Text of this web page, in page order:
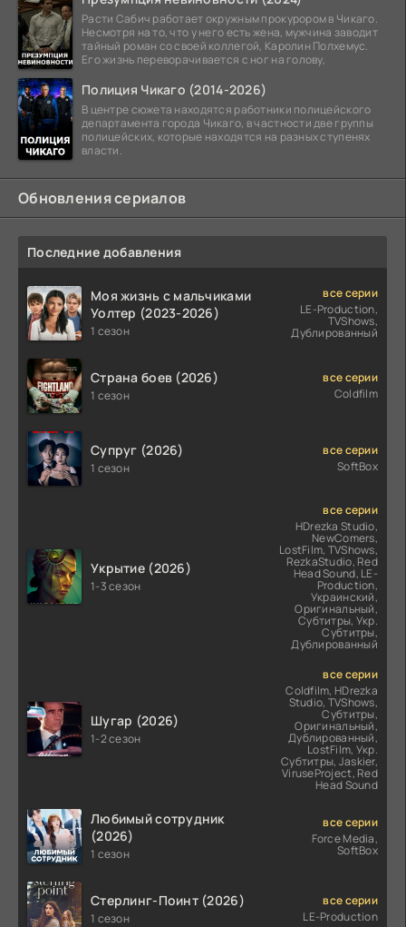
Расти Сабич работает окружным прокурором в Чикаго.
Несмотря на то, что у него есть жена, мужчина заводит
тайный роман со своей коллегой, Каролин Полхемус.
Его жизнь переворачивается с ног на голову,
Полиция Чикаго (2014-2026)
В центре сюжета находятся работники полицейского
департамента города Чикаго, в частности две группы
полицейских, которые находятся на разных ступенях
власти.
Обновления сериалов
Последние добавления
Моя жизнь с мальчиками
Уолтер (2023-2026)
1 сезон
все серии
LE-Production,
TVShows,
Дублированный
Страна боев (2026)
1 сезон
все серии
Coldfilm
Супруг (2026)
1 сезон
все серии
SoftBox
Укрытие (2026)
1-3 сезон
все серии
HDrezka Studio,
NewComers,
LostFilm, TVShows,
RezkaStudio, Red
Head Sound, LE-
Production,
Украинский,
Оригинальный,
Субтитры, Укр.
Субтитры,
Дублированный
Шугар (2026)
1-2 сезон
все серии
Coldfilm, HDrezka
Studio, TVShows,
Субтитры,
Оригинальный,
Дублированный,
LostFilm, Укр.
Субтитры, Jaskier,
ViruseProject, Red
Head Sound
Любимый сотрудник
(2026)
1 сезон
все серии
Force Media,
SoftBox
Стерлинг-Поинт (2026)
1 сезон
все серии
LE-Production